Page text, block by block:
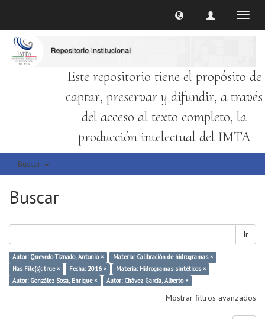
Este repositorio tiene el propósito de
captar, preservar y difundir, a través
del acceso al texto completo, la
producción intelectual del IMTA
Buscar
Buscar
Ir
Autor: Quevedo Tiznado, Antonio ×
Materia: Calibración de hidrogramas ×
Has File(s): true ×
Fecha: 2016 ×
Materia: Hidrogramas sintéticos ×
Autor: González Sosa, Enrique ×
Autor: Chávez García, Alberto ×
Mostrar filtros avanzados